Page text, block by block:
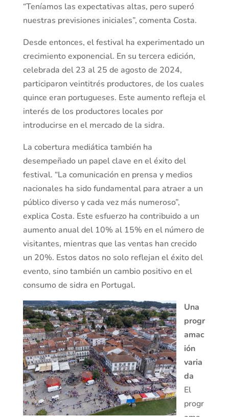
“Teníamos las expectativas altas, pero superó
nuestras previsiones iniciales”, comenta Costa.
Desde entonces, el festival ha experimentado un
crecimiento exponencial. En su tercera edición,
celebrada del 23 al 25 de agosto de 2024,
participaron veintitrés productores, de los cuales
quince eran portugueses. Este aumento refleja el
interés de los productores locales por
introducirse en el mercado de la sidra.
La cobertura mediática también ha
desempeñado un papel clave en el éxito del
festival. “La comunicación en prensa y medios
nacionales ha sido fundamental para atraer a un
público diverso y cada vez más numeroso”,
explica Costa. Este esfuerzo ha contribuido a un
aumento anual del 10% al 15% en el número de
visitantes, mientras que las ventas han crecido
un 20%. Estos datos no solo reflejan el éxito del
evento, sino también un cambio positivo en el
consumo de sidra en Portugal.
Una
progr
amac
ión
varia
da
El
progr